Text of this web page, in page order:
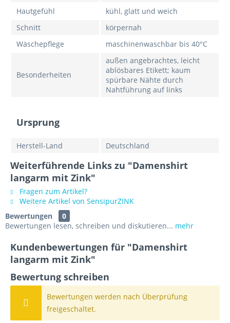
Hautgefühl
kühl, glatt und weich
Schnitt
körpernah
Wäschepflege
maschinenwaschbar bis 40°C
Besonderheiten
außen angebrachtes, leicht
ablösbares Etikett; kaum
spürbare Nähte durch
Nahtführung auf links
Ursprung
Herstell-Land Deutschland
Weiterführende Links zu "Damenshirt
langarm mit Zink"
Fragen zum Artikel?
Weitere Artikel von SensipurZINK
Bewertungen
0
Bewertungen lesen, schreiben und diskutieren... mehr
Kundenbewertungen für "Damenshirt
langarm mit Zink"
Bewertung schreiben
Bewertungen werden nach Überprüfung
freigeschaltet.